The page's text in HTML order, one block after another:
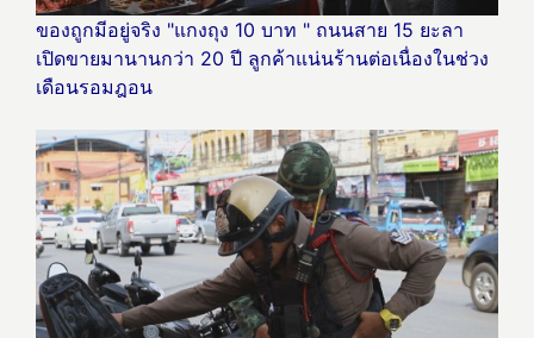
ของถูกมีอยู่จริง "แกงถุง 10 บาท " ถนนสาย 15 ยะลา
เปิดขายมานานกว่า 20 ปี ลูกค้าแน่นร้านต่อเนื่องในช่วง
เดือนรอมฎอน